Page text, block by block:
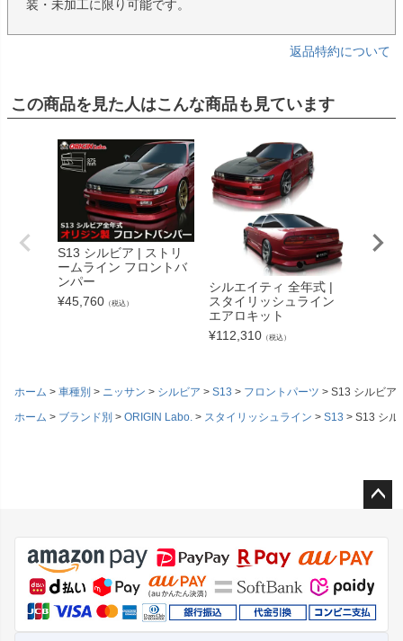
装・未加工に限り可能です。
返品特約について
この商品を見た人はこんな商品も見ています
S13 シルビア | ストリ
ームライン フロントバ
ンパー
¥45,760 （税込）
シルエイティ 全年式 |
スタイリッシュライン
エアロキット
¥112,310 （税込）
S14
ホーム 車種別 ニッサン シルビア S13 フロントパーツ
S13 シルビア
ホーム
ブランド別 ORIGIN Labo. スタイリッシュライン S13 S13 シル
ジト
ップ
へ